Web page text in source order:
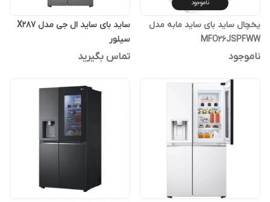
ناموجود
یخچال ساید بای ساید مابه مدل
MFO26JSPFWW
ناموجود
ساید بای ساید ال جی مدل X287
سیلور
تماس بگیرید